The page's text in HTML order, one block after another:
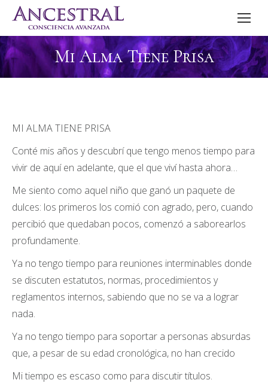
Mi Alma Tiene Prisa
MI ALMA TIENE PRISA
Conté mis años y descubrí que tengo menos tiempo para
vivir de aquí en adelante, que el que viví hasta ahora…
Me siento como aquel niño que ganó un paquete de
dulces: los primeros los comió con agrado, pero, cuando
percibió que quedaban pocos, comenzó a saborearlos
profundamente.
Ya no tengo tiempo para reuniones interminables donde
se discuten estatutos, normas, procedimientos y
reglamentos internos, sabiendo que no se va a lograr
nada.
Ya no tengo tiempo para soportar a personas absurdas
que, a pesar de su edad cronológica, no han crecido
Mi tiempo es escaso como para discutir títulos.